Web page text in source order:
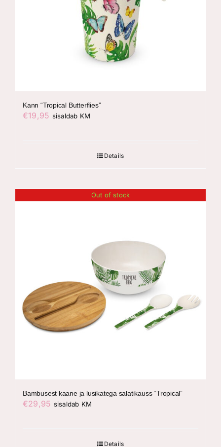
Kann “Tropical Butterflies”
€19,95 sisaldab KM
Details
Out of stock
Bambusest kaane ja lusikatega salatikauss “Tropical”
€29,95 sisaldab KM
Details